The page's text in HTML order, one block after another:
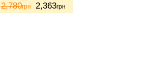
2,780грн 2,363грн